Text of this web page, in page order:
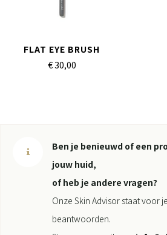
FLAT EYE BRUSH
€ 30,00
Ben je benieuwd of een
jouw huid,
of heb je andere vragen?
Onze Skin Advisor staat voor
beantwoorden.